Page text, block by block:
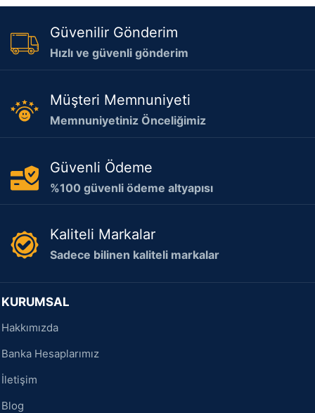
Güvenilir Gönderim
Hızlı ve güvenli gönderim
Müşteri Memnuniyeti
Memnuniyetiniz Önceliğimiz
Güvenli Ödeme
%100 güvenli ödeme altyapısı
Kaliteli Markalar
Sadece bilinen kaliteli markalar
KURUMSAL
Hakkımızda
Banka Hesaplarımız
İletişim
Blog